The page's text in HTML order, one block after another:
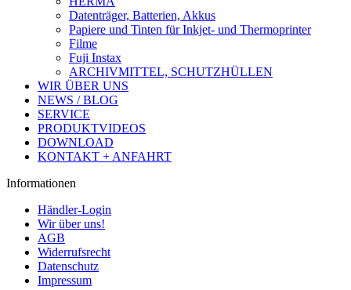
Datenträger, Batterien, Akkus
Papiere und Tinten für Inkjet- und Thermoprinter
Filme
Fuji Instax
ARCHIVMITTEL, SCHUTZHÜLLEN
WIR ÜBER UNS
NEWS / BLOG
SERVICE
PRODUKTVIDEOS
DOWNLOAD
KONTAKT + ANFAHRT
Informationen
Händler-Login
Wir über uns!
AGB
Widerrufsrecht
Datenschutz
Impressum